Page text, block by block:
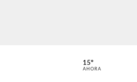
ABC CARDINAL
15º
AHORA